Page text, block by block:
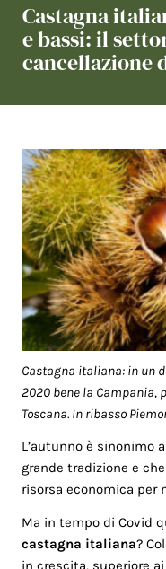
Castagna
e bassi: il
cancellazione
Castagna italiana: in un
2020 bene la Campania,
Toscana. In ribasso
L’autunno è sinonimo
grande tradizione e
risorsa economica per
Ma in tempo di Covid
castagna italiana?
in crescita, superiore